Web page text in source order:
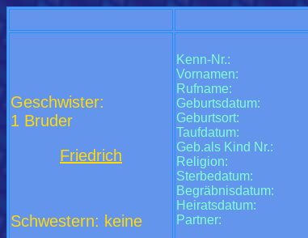
Geschwister:
1 Bruder
Friedrich
Schwestern: keine
Kenn-Nr.:
Vornamen:
Rufname:
Geburtsdatum:
Geburtsort:
Taufdatum:
Geb.als Kind Nr.:
Religion:
Sterbedatum:
Begräbnisdatum:
Heiratsdatum:
Partner: